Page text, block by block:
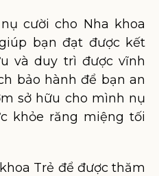
cười cho Nha khoa
bạn đạt được kết
và duy trì được vĩnh
bảo hành để bạn an
sở hữu cho mình nụ
khỏe răng miệng tối
Trẻ để được thăm